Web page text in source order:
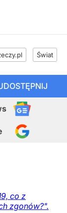
Świat
co z
zgonów?".